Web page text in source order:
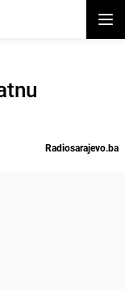
Radiosarajevo.ba